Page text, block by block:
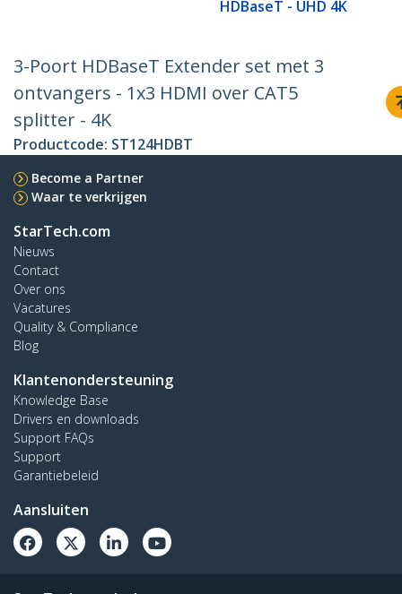
HDBaseT - UHD 4K
3-Poort HDBaseT Extender set met 3
ontvangers - 1x3 HDMI over CAT5
splitter - 4K
Productcode: ST124HDBT
Become a Partner
Waar te verkrijgen
StarTech.com
Nieuws
Contact
Over ons
Vacatures
Quality & Compliance
Blog
Klantenondersteuning
Knowledge Base
Drivers en downloads
Support FAQs
Support
Garantiebeleid
Aansluiten